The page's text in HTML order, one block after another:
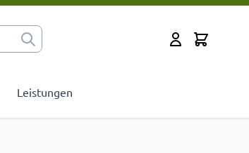
Cart
Leistungen